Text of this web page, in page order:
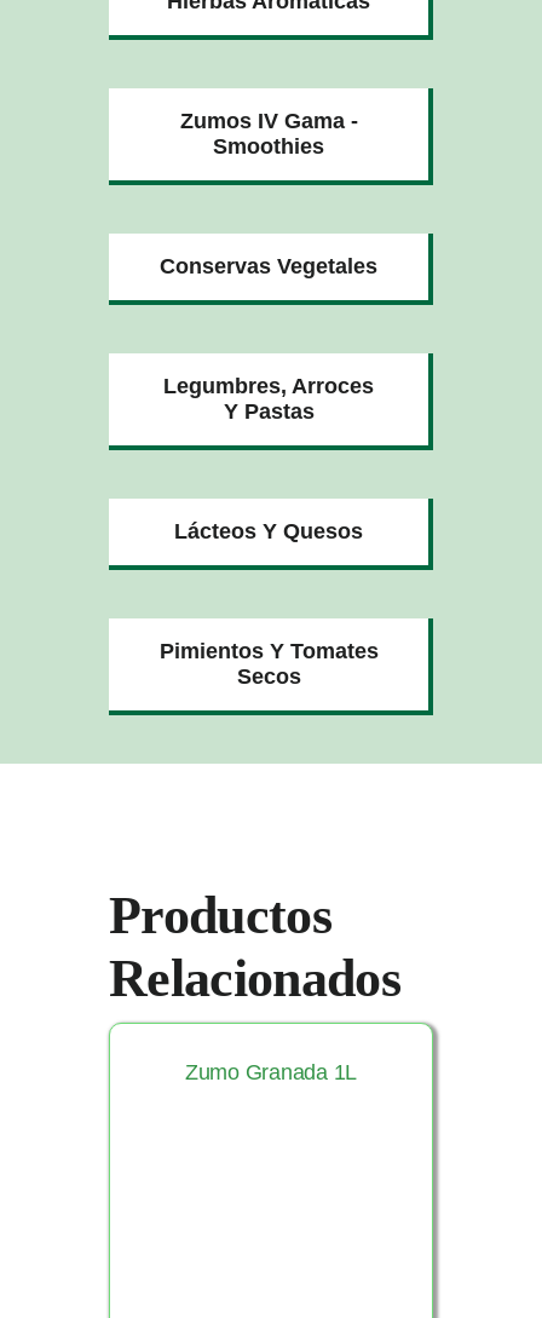
Zumos IV Gama -
Smoothies
Conservas Vegetales
Legumbres, Arroces
Y Pastas
Lácteos Y Quesos
Pimientos Y Tomates
Secos
Productos
Relacionados
Zumo Granada 1L